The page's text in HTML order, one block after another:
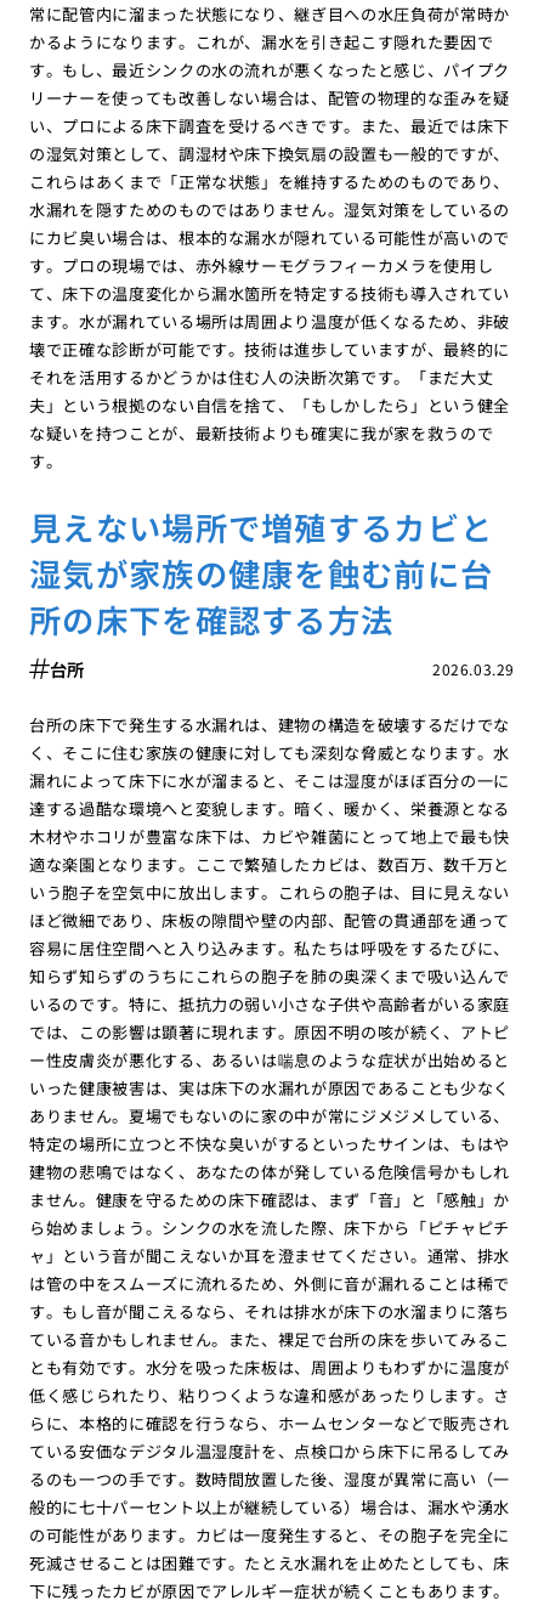
常に配管内に溜まった状態になり、継ぎ目への水圧負荷が常時か
かるようになります。これが、漏水を引き起こす隠れた要因で
す。もし、最近シンクの水の流れが悪くなったと感じ、パイプク
リーナーを使っても改善しない場合は、配管の物理的な歪みを疑
い、プロによる床下調査を受けるべきです。また、最近では床下
の湿気対策として、調湿材や床下換気扇の設置も一般的ですが、
これらはあくまで「正常な状態」を維持するためのものであり、
水漏れを隠すためのものではありません。湿気対策をしているの
にカビ臭い場合は、根本的な漏水が隠れている可能性が高いので
す。プロの現場では、赤外線サーモグラフィーカメラを使用し
て、床下の温度変化から漏水箇所を特定する技術も導入されてい
ます。水が漏れている場所は周囲より温度が低くなるため、非破
壊で正確な診断が可能です。技術は進歩していますが、最終的に
それを活用するかどうかは住む人の決断次第です。「まだ大丈
夫」という根拠のない自信を捨て、「もしかしたら」という健全
な疑いを持つことが、最新技術よりも確実に我が家を救うので
す。
見えない場所で増殖するカビと
湿気が家族の健康を蝕む前に台
所の床下を確認する方法
2026.03.29
台所
台所の床下で発生する水漏れは、建物の構造を破壊するだけでな
く、そこに住む家族の健康に対しても深刻な脅威となります。水
漏れによって床下に水が溜まると、そこは湿度がほぼ百分の一に
達する過酷な環境へと変貌します。暗く、暖かく、栄養源となる
木材やホコリが豊富な床下は、カビや雑菌にとって地上で最も快
適な楽園となります。ここで繁殖したカビは、数百万、数千万と
いう胞子を空気中に放出します。これらの胞子は、目に見えない
ほど微細であり、床板の隙間や壁の内部、配管の貫通部を通って
容易に居住空間へと入り込みます。私たちは呼吸をするたびに、
知らず知らずのうちにこれらの胞子を肺の奥深くまで吸い込んで
いるのです。特に、抵抗力の弱い小さな子供や高齢者がいる家庭
では、この影響は顕著に現れます。原因不明の咳が続く、アトピ
ー性皮膚炎が悪化する、あるいは喘息のような症状が出始めると
いった健康被害は、実は床下の水漏れが原因であることも少なく
ありません。夏場でもないのに家の中が常にジメジメしている、
特定の場所に立つと不快な臭いがするといったサインは、もはや
建物の悲鳴ではなく、あなたの体が発している危険信号かもしれ
ません。健康を守るための床下確認は、まず「音」と「感触」か
ら始めましょう。シンクの水を流した際、床下から「ピチャピチ
ャ」という音が聞こえないか耳を澄ませてください。通常、排水
は管の中をスムーズに流れるため、外側に音が漏れることは稀で
す。もし音が聞こえるなら、それは排水が床下の水溜まりに落ち
ている音かもしれません。また、裸足で台所の床を歩いてみるこ
とも有効です。水分を吸った床板は、周囲よりもわずかに温度が
低く感じられたり、粘りつくような違和感があったりします。さ
らに、本格的に確認を行うなら、ホームセンターなどで販売され
ている安価なデジタル温湿度計を、点検口から床下に吊るしてみ
るのも一つの手です。数時間放置した後、湿度が異常に高い（一
般的に七十パーセント以上が継続している）場合は、漏水や湧水
の可能性があります。カビは一度発生すると、その胞子を完全に
死滅させることは困難です。たとえ水漏れを止めたとしても、床
下に残ったカビが原因でアレルギー症状が続くこともあります。